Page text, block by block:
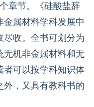
个章节。《硅酸盐辞
属材料学科发展中
尽收。全书可划分为
无机非金属材料和无
者可以按学科知识体
外，又具有教科书的